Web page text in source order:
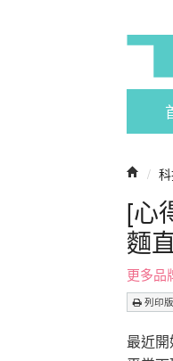
/
[心
麵
更多品
列印版
最近